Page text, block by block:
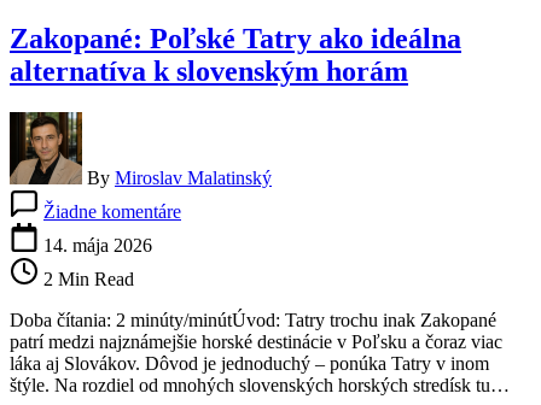
Zakopané: Poľské Tatry ako ideálna
alternatíva k slovenským horám
By Miroslav Malatinský
Žiadne komentáreZakopané:
alternatíva
k
slovenským
horám
14. mája 2026
2 Min Read
Doba čítania: 2 minúty/minútÚvod: Tatry trochu inak Zakopané
patrí medzi najznámejšie horské destinácie v Poľsku a čoraz viac
láka aj Slovákov. Dôvod je jednoduchý – ponúka Tatry v inom
štýle. Na rozdiel od mnohých slovenských horských stredísk tu…